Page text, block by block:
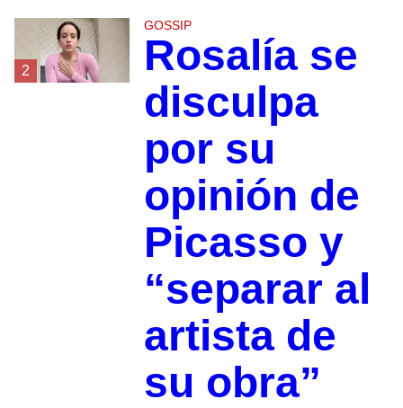
2
GOSSIP
Rosalía se
disculpa
por su
opinión de
Picasso y
“separar al
artista de
su obra”